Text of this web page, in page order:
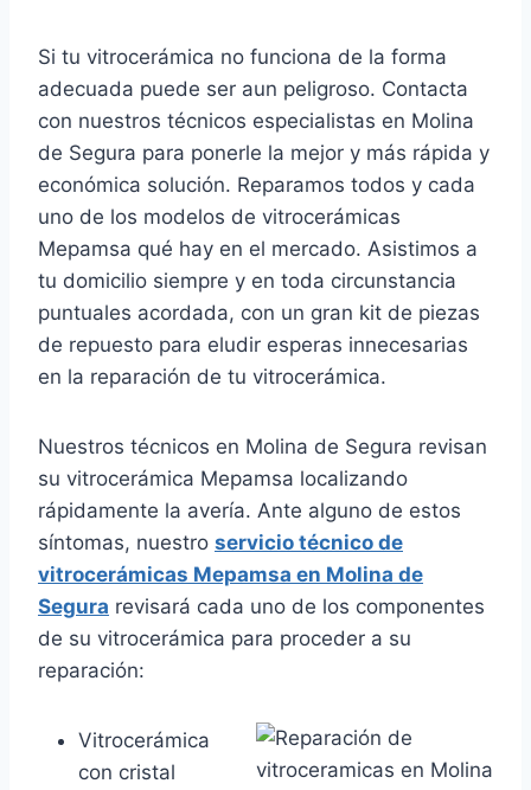
Si tu vitrocerámica no funciona de la forma
adecuada puede ser aun peligroso. Contacta
con nuestros técnicos especialistas en Molina
de Segura para ponerle la mejor y más rápida y
económica solución. Reparamos todos y cada
uno de los modelos de vitrocerámicas
Mepamsa qué hay en el mercado. Asistimos a
tu domicilio siempre y en toda circunstancia
puntuales acordada, con un gran kit de piezas
de repuesto para eludir esperas innecesarias
en la reparación de tu vitrocerámica.
Nuestros técnicos en Molina de Segura revisan
su vitrocerámica Mepamsa localizando
rápidamente la avería. Ante alguno de estos
síntomas, nuestro servicio técnico de
vitrocerámicas Mepamsa en Molina de
Segura revisará cada uno de los componentes
de su vitrocerámica para proceder a su
reparación:
Vitrocerámica
con cristal